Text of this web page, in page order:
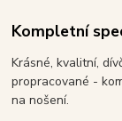
Kompletní
Krásné, kvalitní,
propracované -
na nošení.